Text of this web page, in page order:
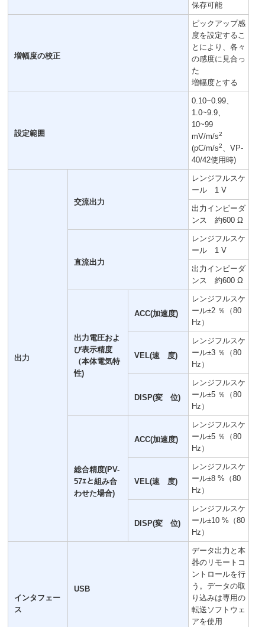
保存可能
増幅度の校正
ピックアップ感
度を設定するこ
とにより、各々
の感度に見合っ
た
増幅度とする
設定範囲
0.10~0.99、
1.0~9.9、
10~99
mV/m/s2
(pC/m/s2、VP-
40/42使用時)
出力
交流出力
レンジフルスケ
ール 1 V
出力インピーダ
ンス 約600 Ω
直流出力
レンジフルスケ
ール 1 V
出力インピーダ
ンス 約600 Ω
出力電圧およ
び表示精度
（本体電気特
性)
ACC(加速度)
レンジフルスケ
ール±2 ％（80
Hz）
VEL(速 度)
レンジフルスケ
ール±3 ％（80
Hz）
DISP(変 位)
レンジフルスケ
ール±5 ％（80
Hz）
総合精度(PV-
57ｴと組み合
わせた場合)
ACC(加速度)
レンジフルスケ
ール±5 ％（80
Hz）
VEL(速 度)
レンジフルスケ
ール±8 %（80
Hz）
DISP(変 位)
レンジフルスケ
ール±10 %（80
Hz）
インタフェー
ス
USB
データ出力と本
器のリモートコ
ントロールを行
う。データの取
り込みは専用の
転送ソフトウェ
アを使用